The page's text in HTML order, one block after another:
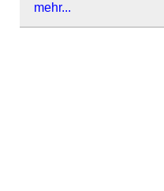
mehr...